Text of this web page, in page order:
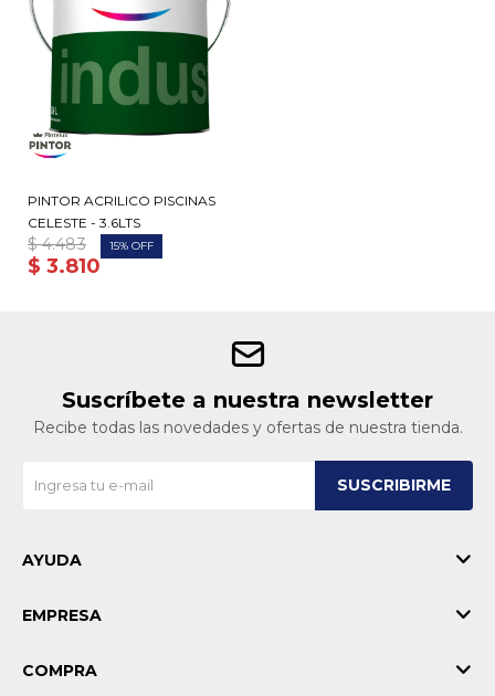
PINTOR ACRILICO PISCINAS
CELESTE - 3.6LTS
$ 3.810
$ 4.483 15
Suscríbete a nuestra newsletter
Recibe todas las novedades y ofertas de nuestra tienda.
SUSCRIBIRME
AYUDA
EMPRESA
COMPRA